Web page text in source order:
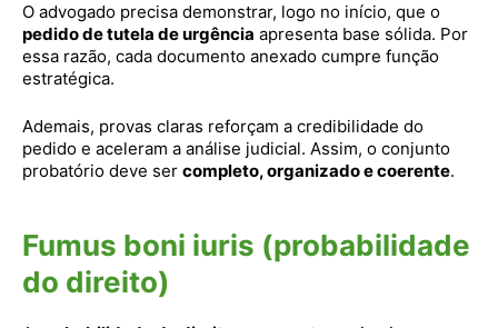
O advogado precisa demonstrar, logo no início, que o
pedido de tutela de urgência apresenta base sólida. Por
essa razão, cada documento anexado cumpre função
estratégica.
Ademais, provas claras reforçam a credibilidade do
pedido e aceleram a análise judicial. Assim, o conjunto
probatório deve ser completo, organizado e coerente.
Fumus boni iuris (probabilidade
do direito)